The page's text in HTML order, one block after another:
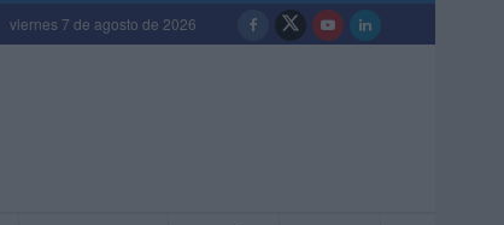
viernes 7 de agosto de 2026